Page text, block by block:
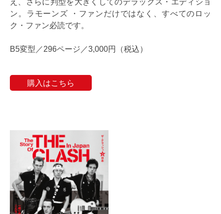
ン。ラモーンズ ・ファンだけではなく、すべてのロッ
ク・ファン必読です。
B5変型／296ページ／3,000円（税込）
購入はこちら